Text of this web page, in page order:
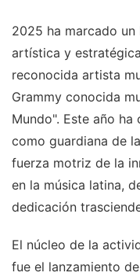
2025 ha marcado
artística y
reconocida artista
Grammy conocida
Mundo". Este año
como guardiana de
fuerza motriz de la
en la música latina,
dedicación
El núcleo de la
fue el lanzamiento